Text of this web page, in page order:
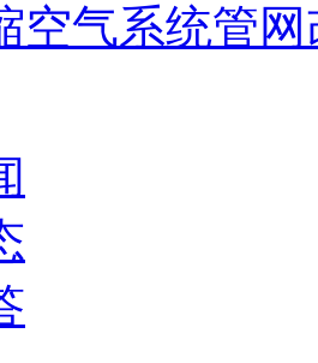
空气系统管网